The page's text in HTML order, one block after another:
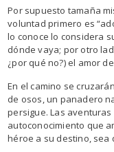
Por supuesto tamaña
voluntad primero es
lo conoce lo considera
dónde vaya; por otro
¿por qué no?) el amor
En el camino se
de osos, un panadero
persigue. Las
autoconocimiento que
héroe a su destino, sea